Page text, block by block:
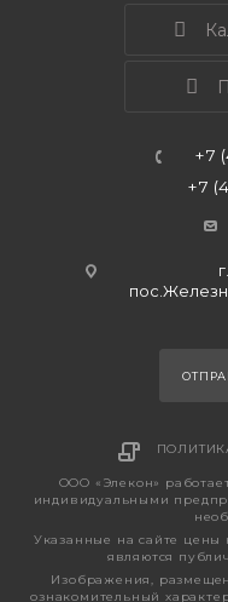
+7
+7
ООО «Элекон»
индивидуальными
Указанные на сайте цены
являются
Изображения,
ознакомительный